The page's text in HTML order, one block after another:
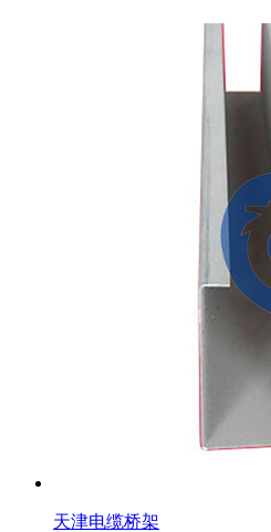
天津电缆桥架